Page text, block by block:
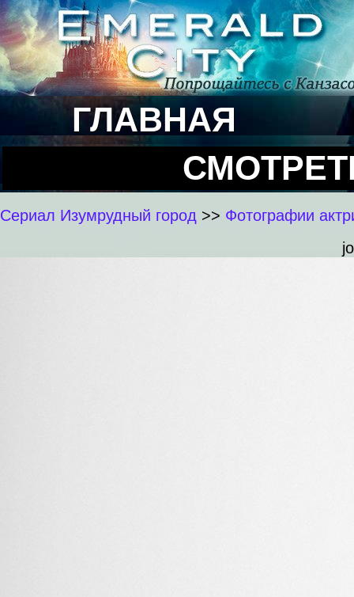
ГЛАВНАЯ
Сериал Изумрудный город >> Фотографии